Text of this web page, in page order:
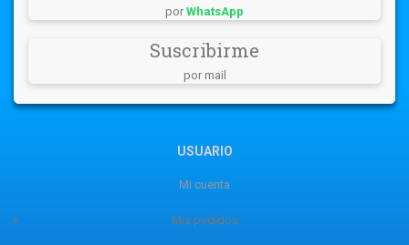
por WhatsApp
Suscribirme
por mail
USUARIO
Mi cuenta
Mis pedidos